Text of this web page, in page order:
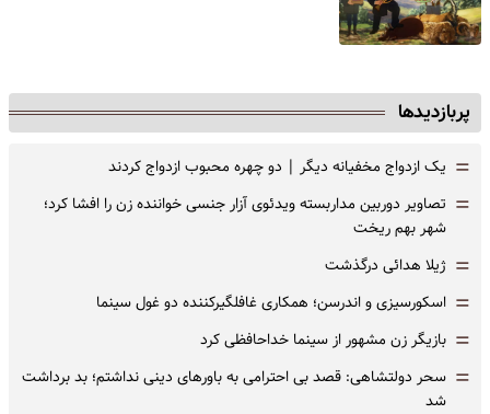
پربازدیدها
= یک ازدواج مخفیانه دیگر | دو چهره محبوب ازدواج کردند
= تصاویر دوربین مداربسته ویدئوی آزار جنسی خواننده زن را افشا کرد؛
شهر بهم ریخت
= ژیلا هدائی درگذشت
= اسکورسیزی و اندرسن؛ همکاری غافلگیرکننده دو غول سینما
= بازیگر زن مشهور از سینما خداحافظی کرد
= سحر دولتشاهی: قصد بی احترامی به باورهای دینی نداشتم؛ بد برداشت
شد